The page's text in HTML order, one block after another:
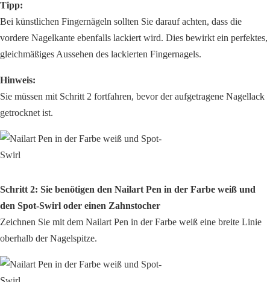
Tipp:
Bei künstlichen Fingernägeln sollten Sie darauf achten, dass die
vordere Nagelkante ebenfalls lackiert wird. Dies bewirkt ein perfektes,
gleichmäßiges Aussehen des lackierten Fingernagels.
Hinweis:
Sie müssen mit Schritt 2 fortfahren, bevor der aufgetragene Nagellack
getrocknet ist.
Schritt 2: Sie benötigen den Nailart Pen in der Farbe weiß und
den Spot-Swirl oder einen Zahnstocher
Zeichnen Sie mit dem Nailart Pen in der Farbe weiß eine breite Linie
oberhalb der Nagelspitze.